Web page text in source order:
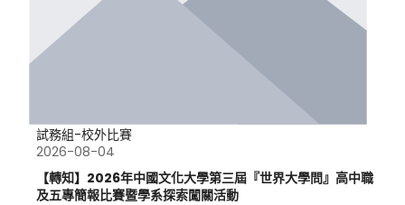
試務組-校外比賽
2026-08-04
【轉知】2026年中國文化大學第三屆『世界大學問』高中職
及五專簡報比賽暨學系探索闖關活動